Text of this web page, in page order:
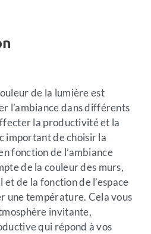
de la lumière est
l’ambiance dans différents
la productivité et la
important de choisir la
fonction de l’ambiance
de la couleur des murs,
et de la fonction de l’espace
une température. Cela vous
invitante,
qui répond à vos